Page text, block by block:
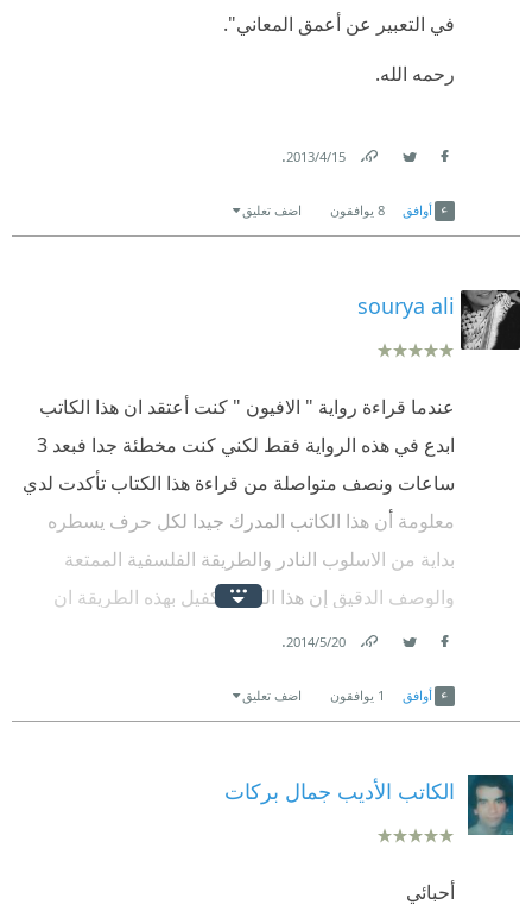
في التعبير عن أعمق المعاني".
رحمه الله.
15‏/4‏/2013
.
أوافق 8 يوافقون اضف تعليق
sourya ali
عندما قراءة رواية " الافيون " كنت أعتقد ان هذا الكاتب
ابدع في هذه الرواية فقط لكني كنت مخطئة جدا فبعد 3
ساعات ونصف متواصلة من قراءة هذا الكتاب تأكدت لدي
معلومة أن هذا الكاتب المدرك جيدا لكل حرف يسطره
بداية من الاسلوب النادر والطريقة الفلسفية الممتعة
والوصف الدقيق إن هذا الكاتب كفيل بهذه الطريقة ان
يجعلك مدمن قراءة شأت أم أبيت ؟؟
الكتاب رائع جدا جدا فلسفي فكري فيه نزعات صوفية
بحت يثير حفيظة الجدل لديك رغبة وليس رهبة يستحق
اعجبتني كثيرا جزئية " الجنة " والحوار الذي دار بينه وبين
الانثى العاشقة للحرية ...
لم تعجبني جزئية الاصنام برغم ما تحمله من حقيقة واقعية
20‏/5‏/2014
.
أوافق 1 يوافقون اضف تعليق
الكاتب الأديب جمال بركات
أحبائي